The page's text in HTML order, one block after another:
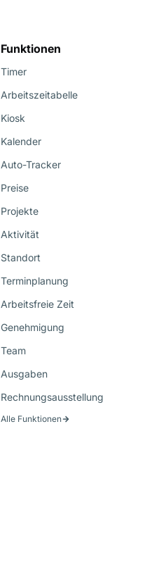
Funktionen
Timer
Arbeitszeitabelle
Kiosk
Kalender
Auto-Tracker
Preise
Projekte
Aktivität
Standort
Terminplanung
Arbeitsfreie Zeit
Genehmigung
Team
Ausgaben
Rechnungsausstellung
Alle Funktionen